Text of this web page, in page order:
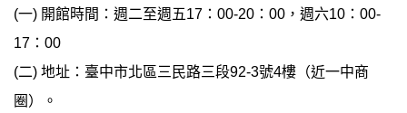
(一) 開館時間：週二至週五17：00-20：00，週六10：00-
17：00
(二) 地址：臺中市北區三民路三段92-3號4樓（近一中商
圈）。